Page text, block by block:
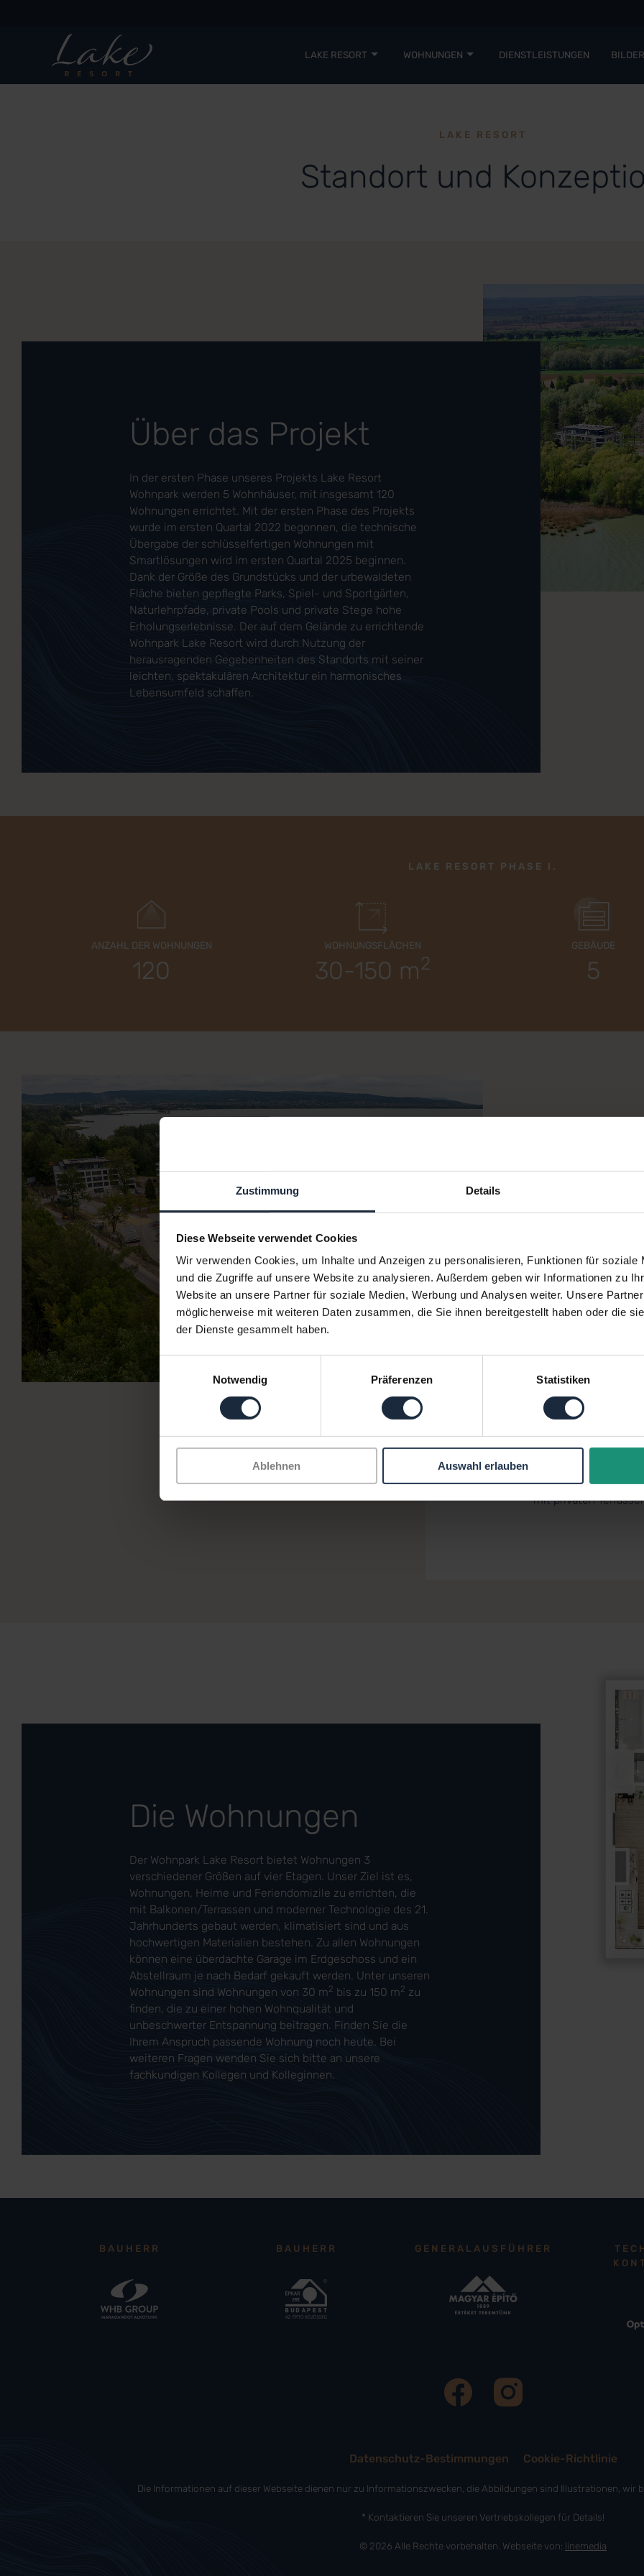
Zustimmung Details
Diese Webseite verwendet Cookies
Wir verwenden Cookies, um Inhalte und Anzeigen zu personalisieren, Funktionen für soziale
und die Zugriffe auf unsere Website zu analysieren. Außerdem geben wir Informationen zu
Website an unsere Partner für soziale Medien, Werbung und Analysen weiter. Unsere
möglicherweise mit weiteren Daten zusammen, die Sie ihnen bereitgestellt haben oder die
der Dienste gesammelt haben.
Notwendig
Präferenzen Statistiken
Ablehnen Auswahl erlauben
LAKE RESORT WOHNUNGEN DIENSTLEISTUNGEN
LAKE RESORT
Standort und
Über das Projekt
In der ersten Phase unseres Projekts Lake Resort
Wohnpark werden 5 Wohnhäuser, mit insgesamt 120
Wohnungen errichtet. Mit der ersten Phase des Projekts
wurde im ersten Quartal 2022 begonnen, die technische
Übergabe der schlüsselfertigen Wohnungen mit
Smartlösungen wird im ersten Quartal 2025 beginnen.
Dank der Größe des Grundstücks und der urbewaldeten
Fläche bieten gepflegte Parks, Spiel- und Sportgärten,
Naturlehrpfade, private Pools und private Stege hohe
Erholungserlebnisse. Der auf dem Gelände zu errichtende
Wohnpark Lake Resort wird durch Nutzung der
herausragenden Gegebenheiten des Standorts mit seiner
leichten, spektakulären Architektur ein harmonisches
Lebensumfeld schaffen.
LAKE RESORT PHASE I.
ANZAHL DER WOHNUNGEN
120
WOHNUNGSFLÄCHEN
30-150 m2
GEBÄUDE
5
Über
Die Zufahrt, bzw. der
der Entz Géza-
Schrankeneinfahrt
Personeneingang
Wohnhäuser sind
Gebäude werden
eingerichtet. Die
Wohnungen sind
Obergeschoss mit je
einschließlich
Geschoss insgesamt
mit privaten
Die Wohnungen
Der Wohnpark Lake Resort bietet Wohnungen 3
verschiedener Größen auf vier Etagen. Unser Ziel ist es,
Wohnungen, Heime und Feriendomizile zu errichten, die
mit Balkonen/Terrassen und moderner Technologie des 21.
Jahrhunderts gebaut werden, klimatisiert sind und aus
hochwertigen Materialien bestehen. Zu allen Wohnungen
können eine überdachte Garage im Erdgeschoss und ein
Abstellraum je nach Bedarf gekauft werden. Unter unseren
Wohnungen sind Wohnungen von 30 m2 bis zu 150 m2 zu
finden, die zu einer hohen Wohnqualität und
unbeschwerter Entspannung beitragen. Finden Sie die
Ihrem Anspruch passende Wohnung noch heute. Bei
weiteren Fragen wenden Sie sich bitte an unsere
fachkundigen Kollegen und Kolleginnen.
BAUHERR BAUHERR GENERALAUSFÜHRER
Datenschutz-Bestimmungen Cookie-Richtlinie
Die Informationen auf dieser Webseite dienen nur zu Informationszwecken, die Abbildungen sind Illustrationen, wir
* Kontaktieren Sie unseren Vertriebskollegen für Details!
© 2026 Alle Rechte vorbehalten. Webseite von: linemedia